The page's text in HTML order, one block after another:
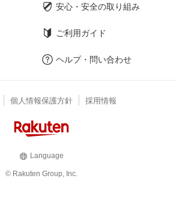
安心・安全の取り組み
ご利用ガイド
ヘルプ・問い合わせ
個人情報保護方針 採用情報
Language
© Rakuten Group, Inc.